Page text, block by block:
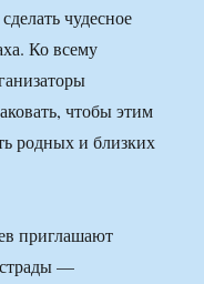
чудесное
Ко всему
чтобы этим
родных и близких
приглашают
—